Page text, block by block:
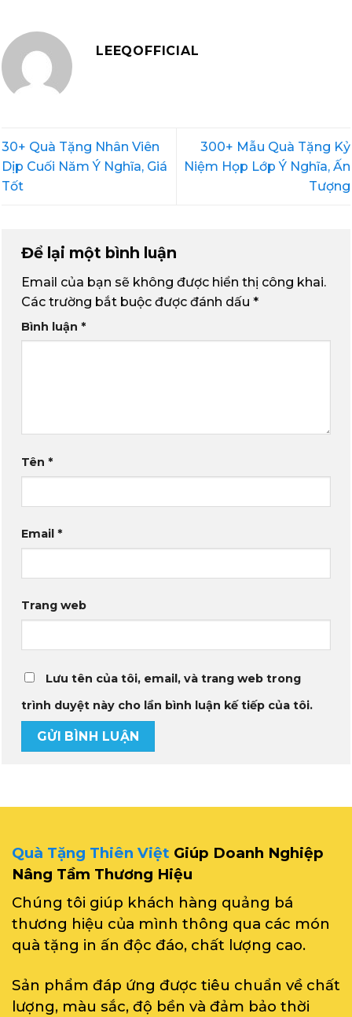
LEEQOFFICIAL
30+ Quà Tặng Nhân Viên
Dịp Cuối Năm Ý Nghĩa, Giá
Tốt
300+ Mẫu Quà Tặng Kỷ
Niệm Họp Lớp Ý Nghĩa, Ấn
Tượng
Để lại một bình luận
Email của bạn sẽ không được hiển thị công khai.
Các trường bắt buộc được đánh dấu *
Bình luận *
Tên *
Email *
Trang web
Lưu tên của tôi, email, và trang web trong
trình duyệt này cho lần bình luận kế tiếp của tôi.
Quà Tặng Thiên Việt Giúp Doanh Nghiệp
Nâng Tầm Thương Hiệu
Chúng tôi giúp khách hàng quảng bá
thương hiệu của mình thông qua các món
quà tặng in ấn độc đáo, chất lượng cao.
Sản phẩm đáp ứng được tiêu chuẩn về chất
lượng, màu sắc, độ bền và đảm bảo thời